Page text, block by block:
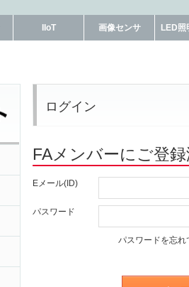
IIoT 画像センサ LED照
ログイン
FAメンバーにご登
Eメール(ID)
パスワード
パスワードを忘れ